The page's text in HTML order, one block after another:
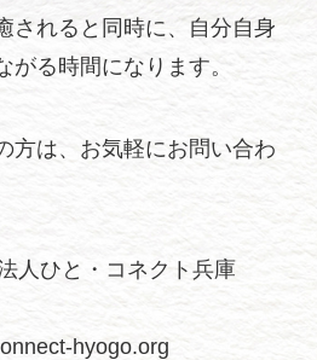
されると同時に、自分自身
る時間になります。
方は、お気軽にお問い合わ
人ひと・コネクト兵庫
hyogo.org